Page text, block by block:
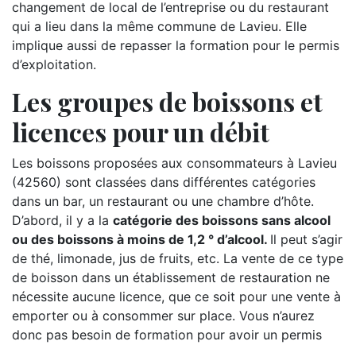
changement de local de l’entreprise ou du restaurant
qui a lieu dans la même commune de Lavieu. Elle
implique aussi de repasser la formation pour le permis
d’exploitation.
Les groupes de boissons et
licences pour un débit
Les boissons proposées aux consommateurs à Lavieu
(42560) sont classées dans différentes catégories
dans un bar, un restaurant ou une chambre d’hôte.
D’abord, il y a la catégorie des boissons sans alcool
ou des boissons à moins de 1,2 ° d’alcool. Il peut s’agir
de thé, limonade, jus de fruits, etc. La vente de ce type
de boisson dans un établissement de restauration ne
nécessite aucune licence, que ce soit pour une vente à
emporter ou à consommer sur place. Vous n’aurez
donc pas besoin de formation pour avoir un permis